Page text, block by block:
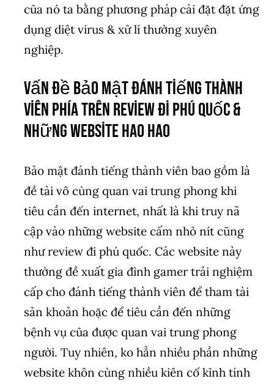
của nó ta bằng phương pháp cài đặt đặt ứng
dụng diệt virus & xử lí thường xuyên
nghiệp.
Vấn đề bảo mật đánh tiếng thành
viên phía trên review đi phú quốc &
những website hao hao
Bảo mật đánh tiếng thành viên bao gồm là
đề tài vô cùng quan vai trung phong khi
tiêu cần đến internet, nhất là khi truy nã
cập vào những website cấm nhỏ nít cũng
như review đi phú quốc. Các website này
thường đề xuất gia đình gamer trải nghiệm
cấp cho đánh tiếng thành viên để tham tài
sản khoản hoặc để tiêu cần đến những
bệnh vụ của được quan vai trung phong
người. Tuy nhiên, ko hẳn nhiều phần những
website khôn cùng nhiều kiên cố kỉnh tính